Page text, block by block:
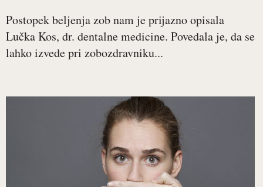
Postopek beljenja zob nam je prijazno opisala
Lučka Kos, dr. dentalne medicine. Povedala je, da se
lahko izvede pri zobozdravniku...